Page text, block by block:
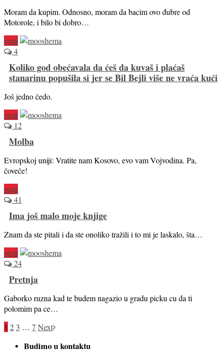
Moram da kupim. Odnosno, moram da bacim ovo đubre od
Motorole, i bilo bi dobro…
vesti
4
Koliko god obećavala da ćeš da kuvaš i plaćaš
stanarinu popušila si jer se Bil Bejli više ne vraća kući
Još jedno čedo.
vesti
12
Molba
Evropskoj uniji: Vratite nam Kosovo, evo vam Vojvodina. Pa,
čoveče!
vesti
41
Ima još malo moje knjige
Znam da ste pitali i da ste onoliko tražili i to mi je laskalo, šta…
vesti
24
Pretnja
Gaborko ruzna kad te budem nagazio u gradu picku cu da ti
polomim pa ce…
1 2 3 … 7 Next
Budimo u kontaktu